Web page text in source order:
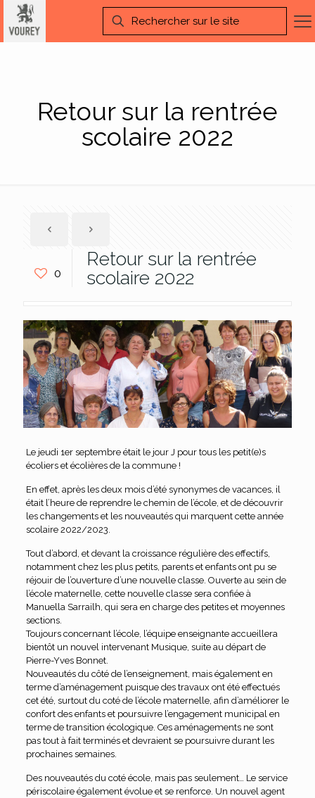
Retour sur la rentrée
scolaire 2022
0
Retour sur la rentrée
scolaire 2022
Le jeudi 1er septembre était le jour J pour tous les petit(e)s
écoliers et écolières de la commune !
En effet, après les deux mois d’été synonymes de vacances, il
était l’heure de reprendre le chemin de l’école, et de découvrir
les changements et les nouveautés qui marquent cette année
scolaire 2022/2023.
Tout d’abord, et devant la croissance régulière des effectifs,
notamment chez les plus petits, parents et enfants ont pu se
réjouir de l’ouverture d’une nouvelle classe. Ouverte au sein de
l’école maternelle, cette nouvelle classe sera confiée à
Manuella Sarrailh, qui sera en charge des petites et moyennes
sections.
Toujours concernant l’école, l’équipe enseignante accueillera
bientôt un nouvel intervenant Musique, suite au départ de
Pierre-Yves Bonnet.
Nouveautés du côté de l’enseignement, mais également en
terme d’aménagement puisque des travaux ont été effectués
cet été, surtout du coté de l’école maternelle, afin d’améliorer le
confort des enfants et poursuivre l’engagement municipal en
terme de transition écologique. Ces aménagements ne sont
pas tout à fait terminés et devraient se poursuivre durant les
prochaines semaines.
Des nouveautés du coté école, mais pas seulement… Le service
périscolaire également évolue et se renforce. Un nouvel agent